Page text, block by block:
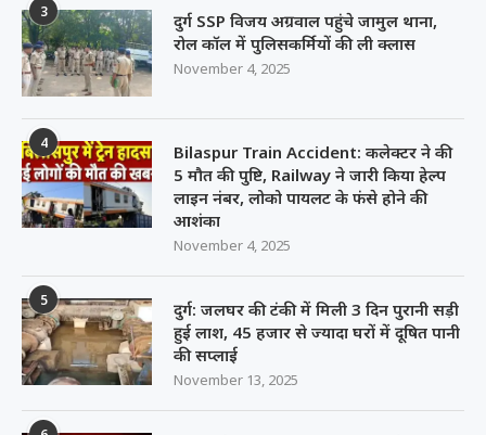
3
दुर्ग SSP विजय अग्रवाल पहुंचे जामुल थाना,
रोल कॉल में पुलिसकर्मियों की ली क्लास
November 4, 2025
4
Bilaspur Train Accident: कलेक्टर ने की
5 मौत की पुष्टि, Railway ने जारी किया हेल्प
लाइन नंबर, लोको पायलट के फंसे होने की
आशंका
November 4, 2025
5
दुर्ग: जलघर की टंकी में मिली 3 दिन पुरानी सड़ी
हुई लाश, 45 हजार से ज्यादा घरों में दूषित पानी
की सप्लाई
November 13, 2025